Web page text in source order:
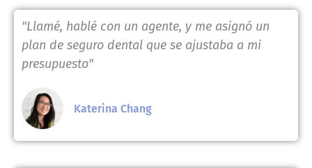
"Llamé, hablé con un agente, y me asignó un
plan de seguro dental que se ajustaba a mi
presupuesto"
Katerina Chang